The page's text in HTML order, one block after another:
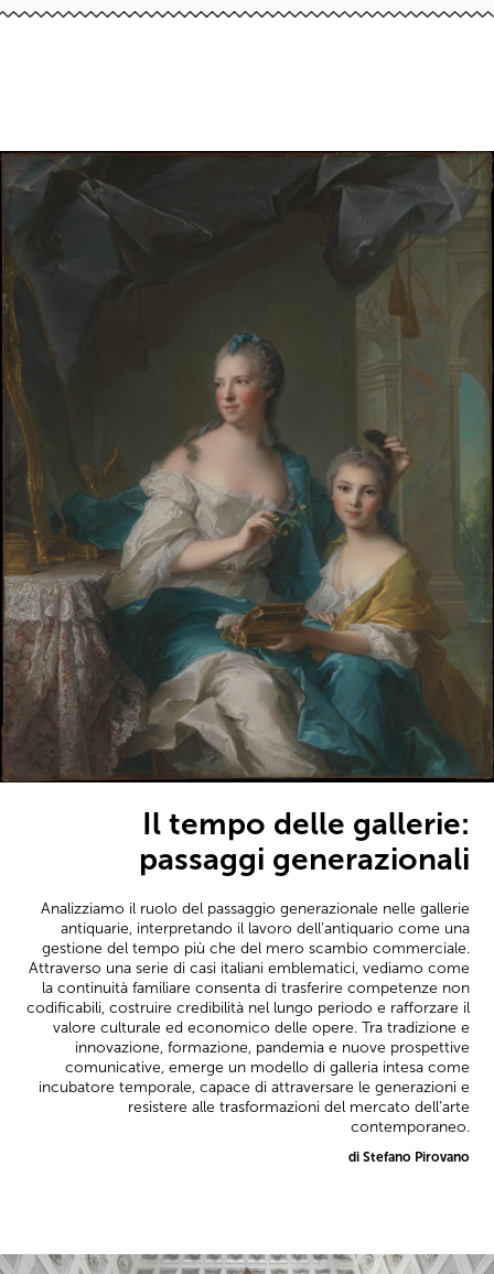
Il tempo delle gallerie:
passaggi generazionali
Analizziamo il ruolo del passaggio generazionale nelle gallerie
antiquarie, interpretando il lavoro dell’antiquario come una
gestione del tempo più che del mero scambio commerciale.
Attraverso una serie di casi italiani emblematici, vediamo come
la continuità familiare consenta di trasferire competenze non
codificabili, costruire credibilità nel lungo periodo e rafforzare il
valore culturale ed economico delle opere. Tra tradizione e
innovazione, formazione, pandemia e nuove prospettive
comunicative, emerge un modello di galleria intesa come
incubatore temporale, capace di attraversare le generazioni e
resistere alle trasformazioni del mercato dell’arte
contemporaneo.
di Stefano Pirovano